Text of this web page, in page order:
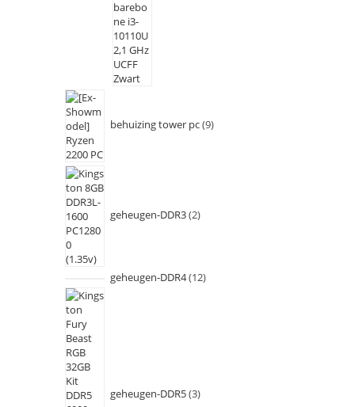
behuizing tower pc 9
geheugen-DDR3 2
geheugen-DDR4 12
geheugen-DDR5 3